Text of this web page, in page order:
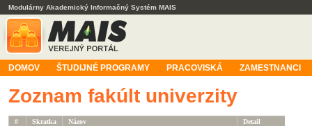
Modulárny Akademický Informačný Systém MAIS
DOMOV ŠTUDIJNÉ PROGRAMY PRACOVISKÁ ZAMESTNANCI
Zoznam fakúlt univerzity
# Skratka Názov Detail